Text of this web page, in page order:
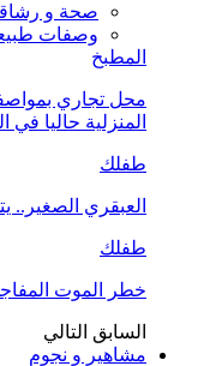
صحة و
وصفات
المطبخ
محل تجاري
المنزلية حاليا في
طفلك
العبقري الصغير.. يتحدث 7 لغات في
طفلك
خطر الموت
السابق التالي
مشاهير و نجوم